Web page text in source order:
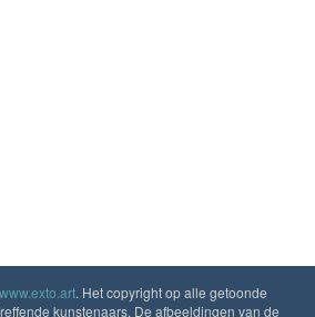
www.exto.art. Het copyright op alle getoonde
kunstenaars. De afbeeldingen van de